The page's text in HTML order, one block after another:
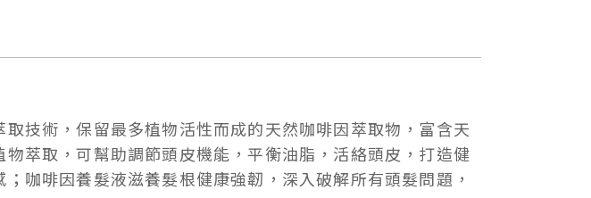
技術，保留最多植物活性而成的天然咖啡因萃取物，富含天
萃取，可幫助調節頭皮機能，平衡油脂，活絡頭皮，打造健
咖啡因養髮液滋養髮根健康強韌，深入破解所有頭髮問題，